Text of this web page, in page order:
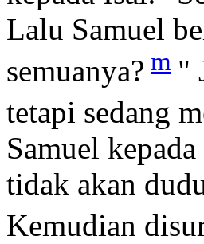
Lalu Samuel
semuanya? m "
tetapi sedang
Samuel
tidak akan
Kemudian